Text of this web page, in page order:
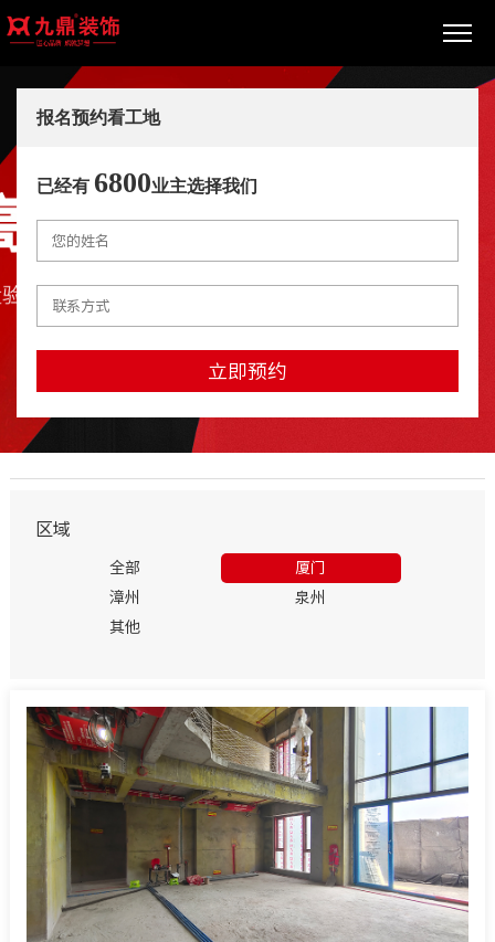
报名预约看工地
已经有 6800业主选择我们
立即预约
区域
全部
厦门
漳州
泉州
其他